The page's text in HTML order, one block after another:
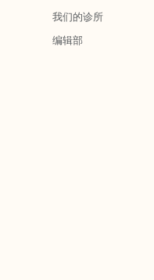
我们的诊所
编辑部